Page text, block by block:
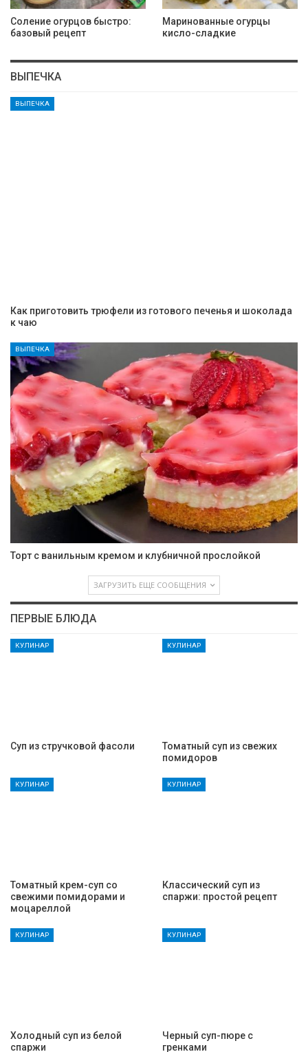
Соление огурцов быстро:
базовый рецепт
Маринованные огурцы
кисло-сладкие
ВЫПЕЧКА
ВЫПЕЧКА
Как приготовить трюфели из готового печенья и шоколада
к чаю
ВЫПЕЧКА
Торт с ванильным кремом и клубничной прослойкой
ЗАГРУЗИТЬ ЕЩЕ СООБЩЕНИЯ
ПЕРВЫЕ БЛЮДА
КУЛИНАР
Суп из стручковой фасоли
КУЛИНАР
Томатный суп из свежих
помидоров
КУЛИНАР
Томатный крем-суп со
свежими помидорами и
моцареллой
КУЛИНАР
Классический суп из
спаржи: простой рецепт
КУЛИНАР
Холодный суп из белой
спаржи
КУЛИНАР
Черный суп-пюре с
гренками